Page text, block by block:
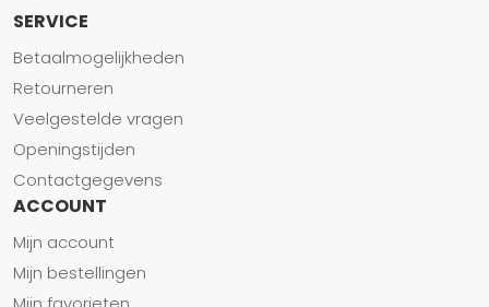
SERVICE
Betaalmogelijkheden
Retourneren
Veelgestelde vragen
Openingstijden
Contactgegevens
ACCOUNT
Mijn account
Mijn bestellingen